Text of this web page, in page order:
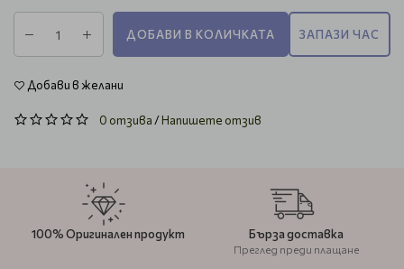
ДОБАВИ В КОЛИЧКАТА ЗАПАЗИ ЧАС
Добави в желани
0 отзива/Напишете отзив
100% Оригинален продукт Бърза доставка
Преглед преди плащане